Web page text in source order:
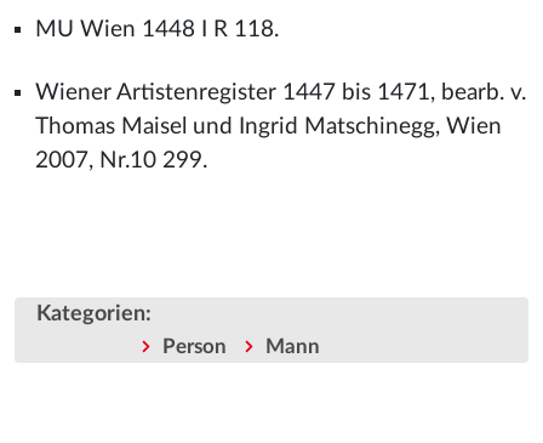
MU Wien 1448 I R 118.
Wiener Artistenregister 1447 bis 1471, bearb. v.
Thomas Maisel und Ingrid Matschinegg, Wien
2007, Nr.10 299.
Kategorien:
Person Mann